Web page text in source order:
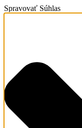
Spravovať Súhlas